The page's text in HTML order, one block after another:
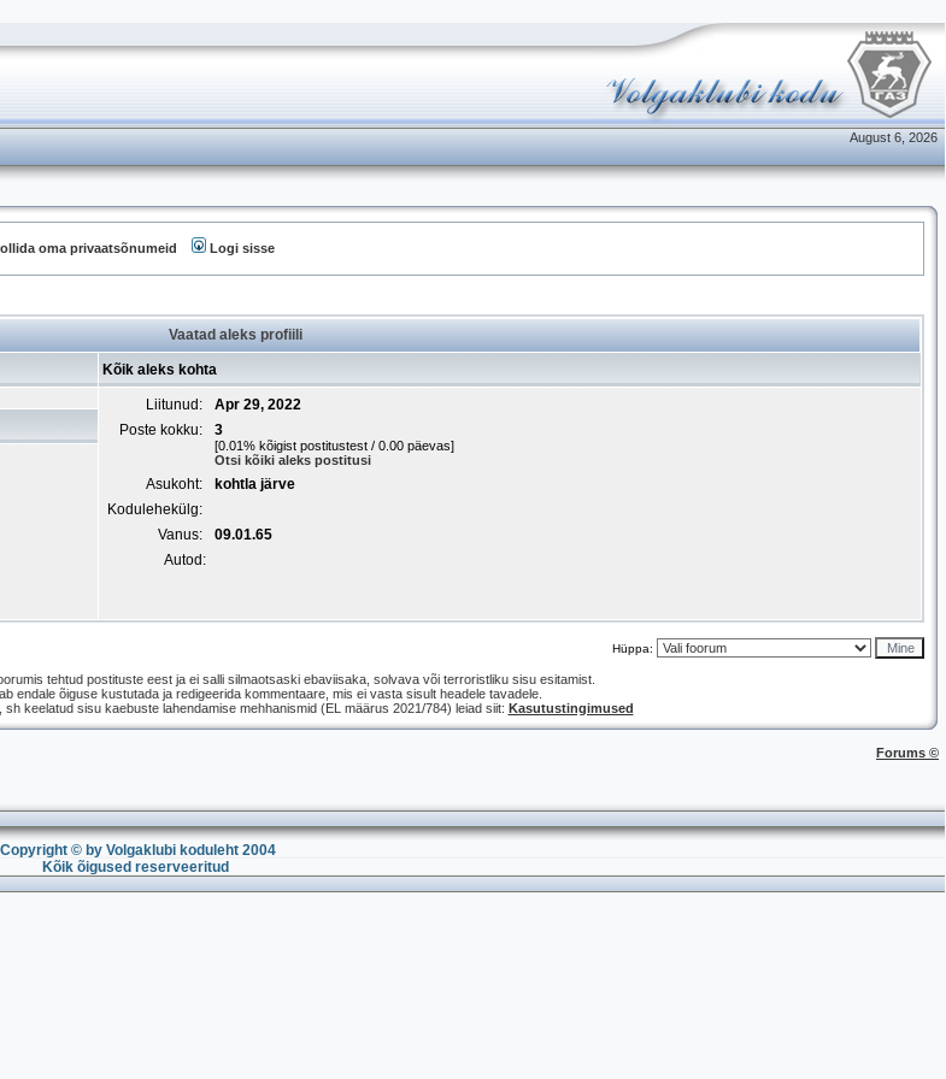
August 6, 2026
oma privaatsõnumeid Logi sisse
Vaatad aleks profiili
Kõik aleks kohta
Liitunud:
Apr 29, 2022
Poste kokku:
3
[0.01% kõigist postitustest / 0.00 päevas]
Otsi kõiki aleks postitusi
Asukoht:
kohtla järve
Kodulehekülg:
Vanus:
09.01.65
Autod:
Hüppa:
tehtud postituste eest ja ei salli silmaotsaski ebaviisaka, solvava või terroristliku sisu esitamist.
endale õiguse kustutada ja redigeerida kommentaare, mis ei vasta sisult headele tavadele.
keelatud sisu kaebuste lahendamise mehhanismid (EL määrus 2021/784) leiad siit: Kasutustingimused
Forums ©
Copyright © by Volgaklubi koduleht 2004
Kõik õigused reserveeritud